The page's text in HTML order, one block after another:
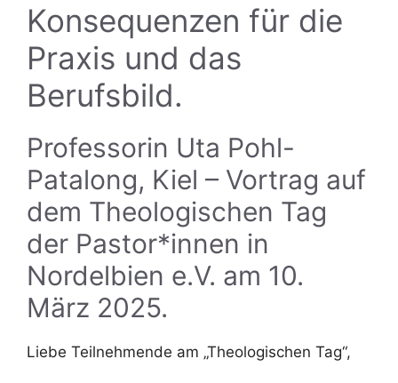
Konsequenzen für die
Praxis und das
Berufsbild.
Professorin Uta Pohl-
Patalong, Kiel – Vortrag auf
dem Theologischen Tag
der Pastor*innen in
Nordelbien e.V. am 10.
März 2025.
Liebe Teilnehmende am „Theologischen Tag“,